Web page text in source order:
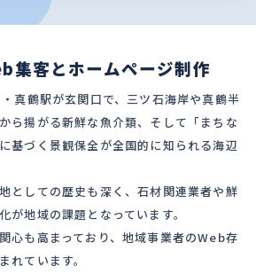
集客とホームページ制作
真鶴駅が玄関口で、三ツ石海岸や真鶴半
ら揚がる新鮮な魚介類、そして「まちな
基づく景観保全が全国的に知られる海辺
としての歴史も深く、石材関連業者や鮮
が地域の課題となっています。
心も高まっており、地域事業者のWeb存
れています。